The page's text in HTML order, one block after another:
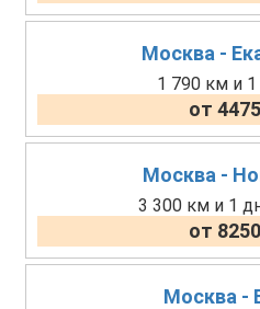
Москва -
1 790 км и
от
Москва -
3 300 км и 1
от
Москва -